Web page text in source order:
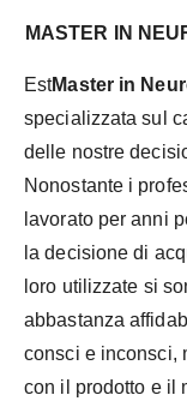
MASTER IN
EstMaster in
specializzata sul
delle nostre
Nonostante i
lavorato per anni
la decisione di
loro utilizzate si
abbastanza
consci e inconsci,
con il prodotto e il